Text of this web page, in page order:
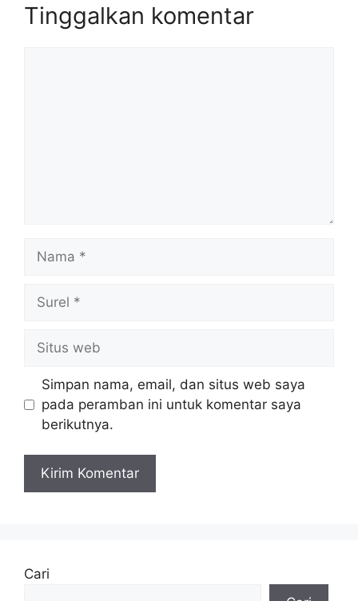
Tinggalkan komentar
web
Simpan nama, email, dan situs web saya
pada peramban ini untuk komentar saya
berikutnya.
Cari